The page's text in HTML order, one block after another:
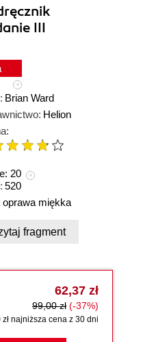
III
Brian Ward
Helion
20
520
oprawa miękka
fragment
62,37 zł
99,00 zł (-37%)
zł najniższa cena z 30 dni